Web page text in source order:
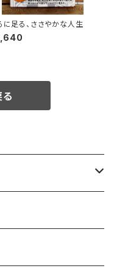
に足る、ささやかな人生